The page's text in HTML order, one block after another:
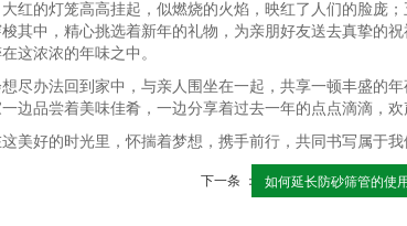
红的灯笼高高挂起，似燃烧的火焰，映红了人们的脸庞
其中，精心挑选着新年的礼物，为亲朋好友送去真挚的
这浓浓的年味之中。
尽办法回到家中，与亲人围坐在一起，共享一顿丰盛的
边品尝着美味佳肴，一边分享着过去一年的点点滴滴，欢
美好的时光里，怀揣着梦想，携手前行，共同书写属于我
下一条 ： 如何延长防砂筛管的使